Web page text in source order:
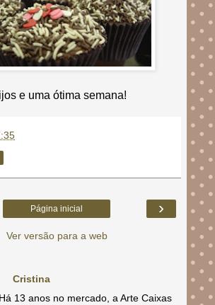
e uma ótima semana!
›
Página inicial
Ver versão para a web
Cristina
Há 13 anos no mercado, a Arte Caixas